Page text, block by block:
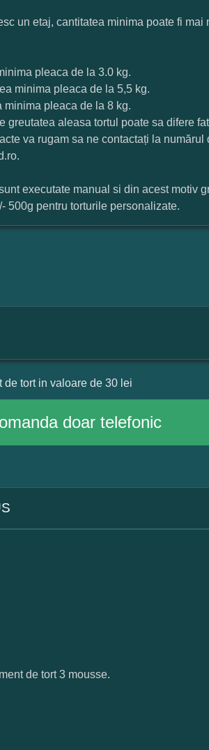
un etaj, cantitatea minima poate fi
pleaca de la 3.0 kg.
minima pleaca de la 5,5 kg.
minima pleaca de la 8 kg.
greutatea aleasa tortul poate sa difere
va rugam sa ne contactați la numărul
executate manual si din acest motiv
500g pentru torturile personalizate.
de tort in valoare de 30 lei
doar telefonic
de tort 3 mousse.